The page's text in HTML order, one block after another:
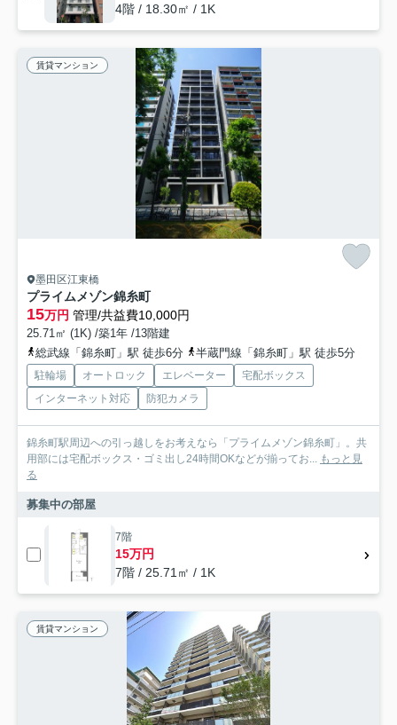
4階 / 18.30㎡ / 1K
賃貸マンション
墨田区江東橋
プライムメゾン錦糸町
15万円 管理/共益費10,000円
25.71㎡ (1K) /築1年 /13階建
総武線「錦糸町」駅 徒歩6分
半蔵門線「錦糸町」駅 徒歩5分
駐輪場 オートロック エレベーター
宅配ボックス
インターネット対応
防犯カメラ
錦糸町駅周辺への引っ越しをお考えなら「プライムメゾン錦糸町」。共
用部には宅配ボックス・ゴミ出し24時間OKなどが揃ってお... もっと見
る
募集中の部屋
7階
15万円
7階 / 25.71㎡ / 1K
賃貸マンション